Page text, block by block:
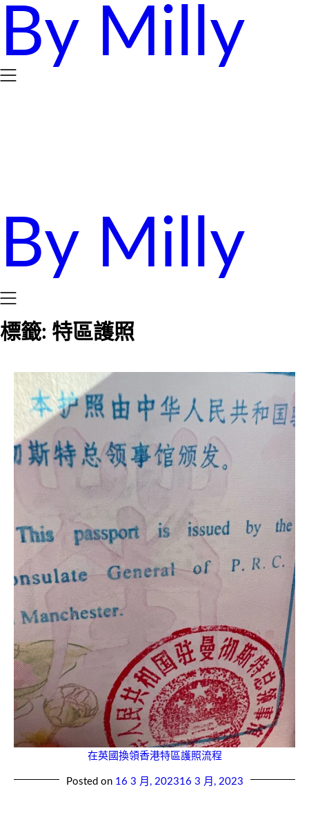
Skip
content
By Milly
By Milly
標籤: 特區護照
在英國換領香港特區護照流程
Posted on 16 3 月, 202316 3 月, 2023